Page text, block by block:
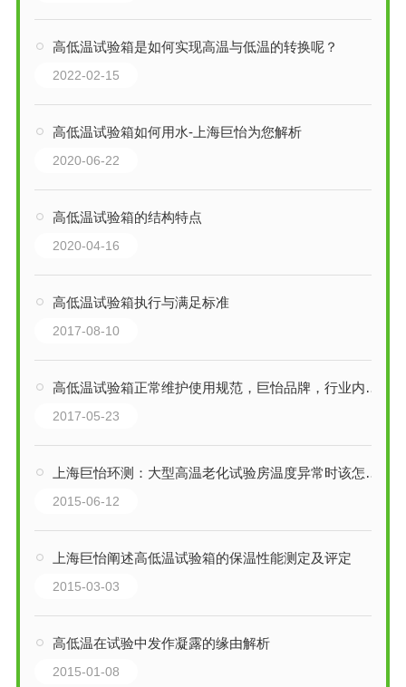
高低温试验箱是如何实现高温与低温的转换呢？
2022-02-15
高低温试验箱如何用水-上海巨怡为您解析
2020-06-22
高低温试验箱的结构特点
2020-04-16
高低温试验箱执行与满足标准
2017-08-10
高低温试验箱正常维护使用规范，巨怡品牌，行业内专家
2017-05-23
上海巨怡环测：大型高温老化试验房温度异常时该怎样去处理？
2015-06-12
上海巨怡阐述高低温试验箱的保温性能测定及评定
2015-03-03
高低温在试验中发作凝露的缘由解析
2015-01-08